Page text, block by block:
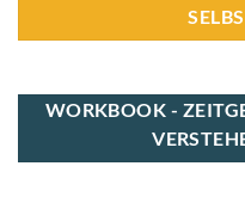
WORKBOOK -